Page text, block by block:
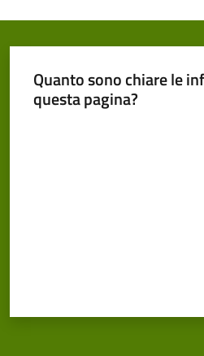
Quanto sono chiare le
questa pagina?